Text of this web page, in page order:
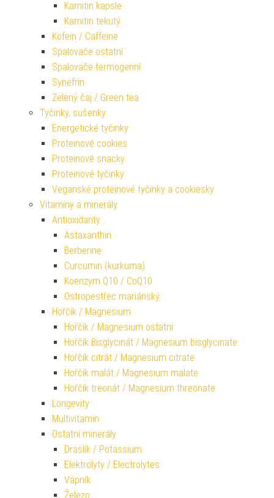
Karnitin kapsle
Karnitin tekutý
Kofein / Caffeine
Spalovače ostatní
Spalovače termogenní
Synefrin
Zelený čaj / Green tea
Tyčinky, sušenky
Energetické tyčinky
Proteinové cookies
Proteinové snacky
Proteinové tyčinky
Veganské proteinové tyčinky a cookiesky
Vitamíny a minerály
Antioxidanty
Astaxanthin
Berberine
Curcumin (kurkuma)
Koenzym Q10 / CoQ10
Ostropestřec mariánský
Hořčík / Magnesium
Hořčík / Magnesium ostatní
Hořčík Bisglycinát / Magnesium bisglycinate
Hořčík citrát / Magnesium citrate
Hořčík malát / Magnesium malate
Hořčík treonát / Magnesium threonate
Longevity
Multivitamin
Ostatní minerály
Draslík / Potassium
Elektrolyty / Electrolytes
Vápník
Železo